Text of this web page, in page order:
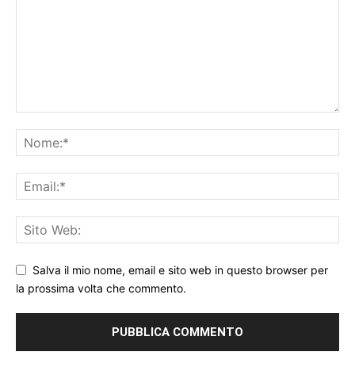
Salva il mio nome, email e sito web in questo browser per
la prossima volta che commento.